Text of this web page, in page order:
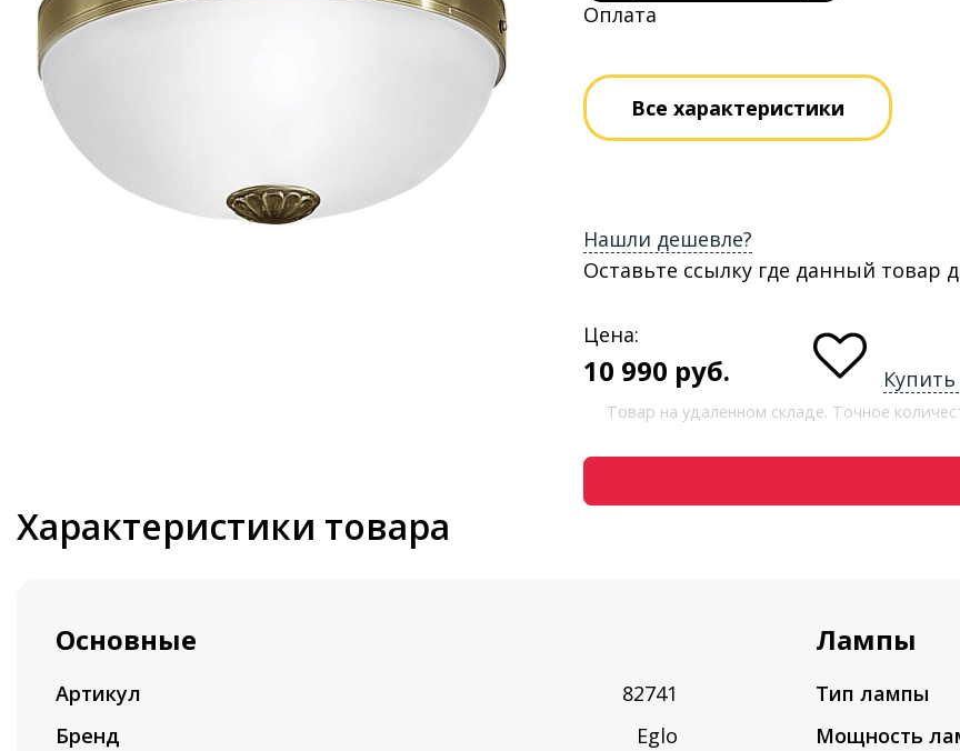
Оплата
Все характеристики
Нашли дешевле?
Оставьте ссылку где данный
Цена:
10 990 руб.
Товар на удаленном складе. Точное
Характеристики товара
Основные
Артикул
82741
Бренд
Eglo
Лампы
Тип лампы
Мощность